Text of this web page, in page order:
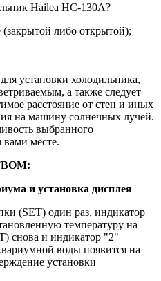
Hailea HC-130А?
либо открытой);
установки холодильника,
а также следует
расстояние от стен и иных
на машину солнечных лучей.
выбранного
вами месте.
и установка дисплея
(SET) один раз, индикатор
температуру на
снова и индикатор "2"
воды появится на
установки